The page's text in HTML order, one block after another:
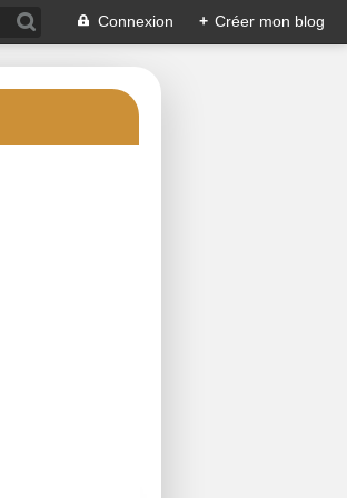
Connexion + Créer mon blog